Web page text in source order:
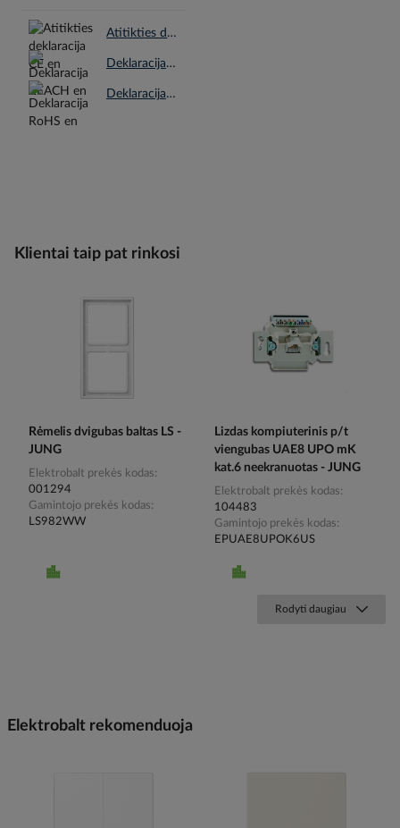
Atitikties deklaracija CE en.pdf
Deklaracija REACH en.pdf
Deklaracija RoHS en.pdf
Klientai taip pat rinkosi
Rėmelis dvigubas baltas LS -
JUNG
Elektrobalt prekės kodas
001294
Gamintojo prekės kodas
LS982WW
Lizdas kompiuterinis p/t
viengubas UAE8 UPO mK
kat.6 neekranuotas - JUNG
Elektrobalt prekės kodas
104483
Gamintojo prekės kodas
EPUAE8UPOK6US
Rodyti daugiau
Elektrobalt rekomenduoja